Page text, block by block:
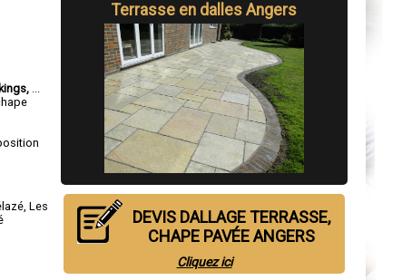
,Les
Terrasse en dalles Angers
DEVIS DALLAGE TERRASSE,
CHAPE PAVÉE ANGERS
Cliquez ici